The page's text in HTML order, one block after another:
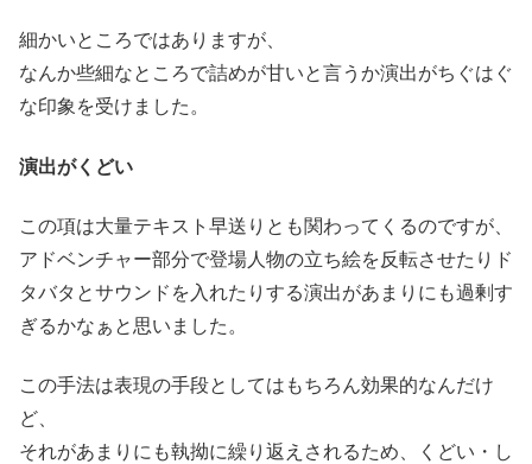
細かいところではありますが、
なんか些細なところで詰めが甘いと言うか演出がちぐはぐ
な印象を受けました。
演出がくどい
この項は大量テキスト早送りとも関わってくるのですが、
アドベンチャー部分で登場人物の立ち絵を反転させたりド
タバタとサウンドを入れたりする演出があまりにも過剰す
ぎるかなぁと思いました。
この手法は表現の手段としてはもちろん効果的なんだけ
ど、
それがあまりにも執拗に繰り返えされるため、くどい・し